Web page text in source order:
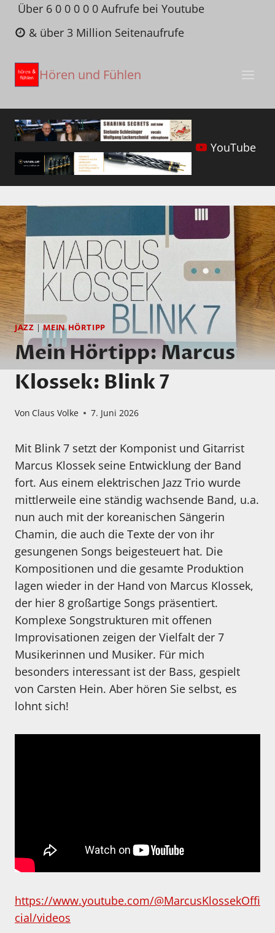
Zum
Inhalt
springen
Über 6 0 0 0 0 0 Aufrufe bei Youtube
& über 3 Million Seitenaufrufe
Hören und Fühlen
YouTube
JAZZ |MEIN HÖRTIPP
Mein Hörtipp: Marcus
Klossek: Blink 7
Von Claus Volke 7. Juni 2026
Mit Blink 7 setzt der Komponist und Gitarrist
Marcus Klossek seine Entwicklung der Band
fort. Aus einem elektrischen Jazz Trio wurde
mittlerweile eine ständig wachsende Band, u.a.
nun auch mit der koreanischen Sängerin
Chamin, die auch die Texte der von ihr
gesungenen Songs beigesteuert hat. Die
Kompositionen und die gesamte Produktion
lagen wieder in der Hand von Marcus Klossek,
der hier 8 großartige Songs präsentiert.
Komplexe Songstrukturen mit offenen
Improvisationen zeigen der Vielfalt der 7
Musikerinnen und Musiker. Für mich
besonders interessant ist der Bass, gespielt
von Carsten Hein. Aber hören Sie selbst, es
lohnt sich!
https://www.youtube.com/@MarcusKlossekOffi
cial/videos